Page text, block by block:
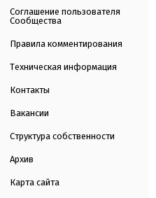
Соглашение пользователя
Сообщества
Правила комментирования
Техническая информация
Контакты
Вакансии
Структура собственности
Архив
Карта сайта